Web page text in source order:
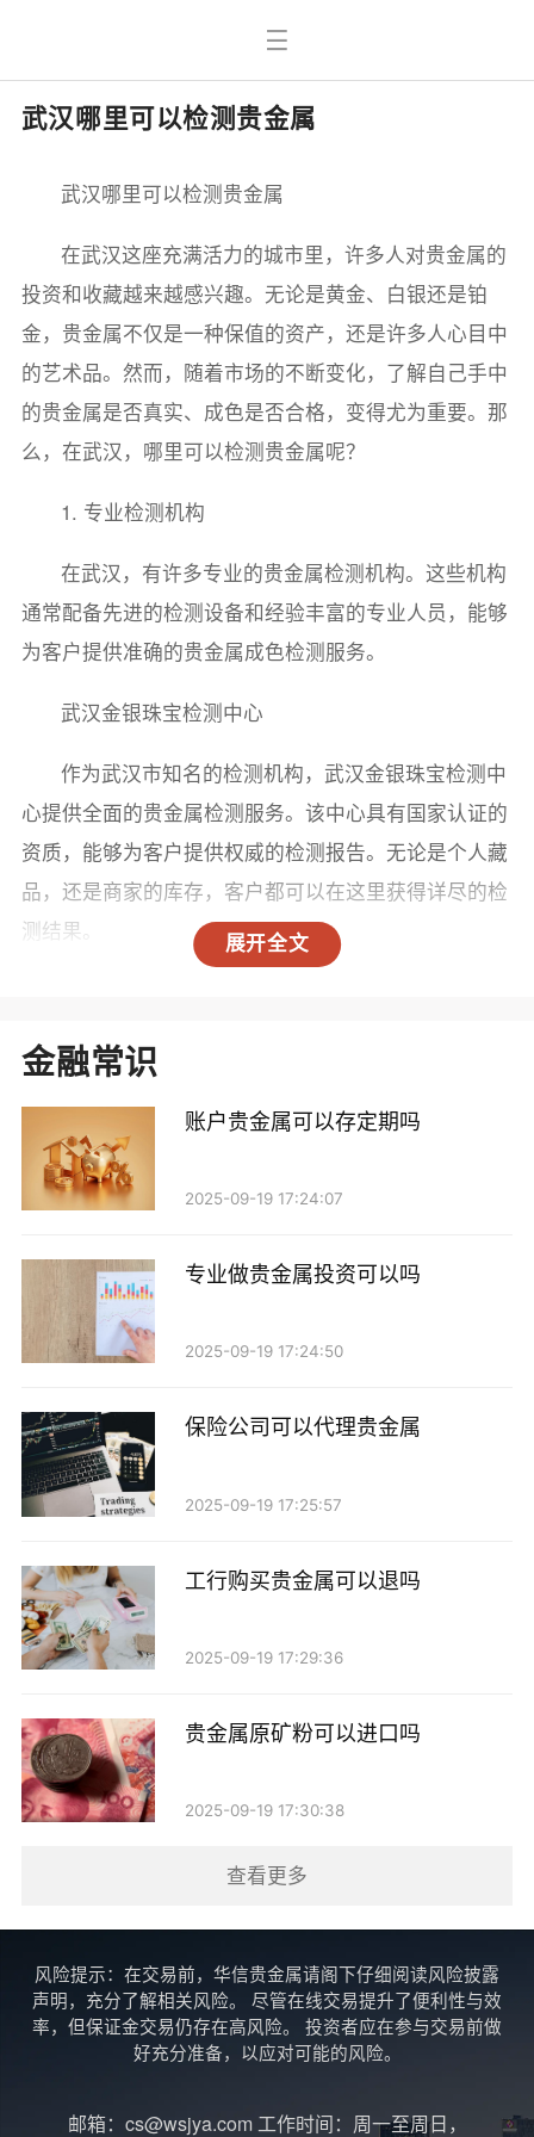
武汉哪里可以检测贵金属
展开全文
武汉哪里可以检测贵金属
在武汉这座充满活力的城市里，许多人对贵金属的
投资和收藏越来越感兴趣。无论是黄金、白银还是铂
金，贵金属不仅是一种保值的资产，还是许多人心目中
的艺术品。然而，随着市场的不断变化，了解自己手中
的贵金属是否真实、成色是否合格，变得尤为重要。那
么，在武汉，哪里可以检测贵金属呢？
1. 专业检测机构
在武汉，有许多专业的贵金属检测机构。这些机构
通常配备先进的检测设备和经验丰富的专业人员，能够
为客户提供准确的贵金属成色检测服务。
武汉金银珠宝检测中心
作为武汉市知名的检测机构，武汉金银珠宝检测中
心提供全面的贵金属检测服务。该中心具有国家认证的
资质，能够为客户提供权威的检测报告。无论是个人藏
品，还是商家的库存，客户都可以在这里获得详尽的检
测结果。
武汉市质量技术监督局下设的检测实验室也提供贵
于各种商业纠纷和交易保障。如果您对贵金属的成色有
疑问，可以前往该机构进行检测。
许多珠宝店和金店也提供贵金属检测服务。这些店
铺通常拥有专业的检测设备，能够为客户提供快捷的检
测服务。
知名珠宝品牌专卖店
在武汉的各大知名珠宝品牌专卖店，如周大福、老
的工作人员通常经过专业培训，能够为客户解答有关贵
金属的各种问题，并提供检测服务。
本地金店
除了大型品牌，武汉还有许多本地金店也提供贵金
属检测服务。这些金店通常与当地的珠宝商合作，能够
为顾客提供实惠的检测费用和便捷的服务。在选择本地
对于一些贵金属爱好者来说，使用简单的DIY检测
工具也是一个不错的选择。市面上有许多便携式的贵金
属检测仪，能够帮助用户初步判断贵金属的成色。这些
提供成色信息。
金融常识
账户贵金属可以存定期吗
2025-09-19 17:24:07
专业做贵金属投资可以吗
2025-09-19 17:24:50
保险公司可以代理贵金属
2025-09-19 17:25:57
工行购买贵金属可以退吗
2025-09-19 17:29:36
贵金属原矿粉可以进口吗
2025-09-19 17:30:38
查看更多
风险提示：在交易前，华信贵金属请阁下仔细阅读风险披露
声明，充分了解相关风险。 尽管在线交易提升了便利性与效
率，但保证金交易仍存在高风险。 投资者应在参与交易前做
好充分准备，以应对可能的风险。
邮箱：cs@wsjya.com 工作时间：周一至周日，